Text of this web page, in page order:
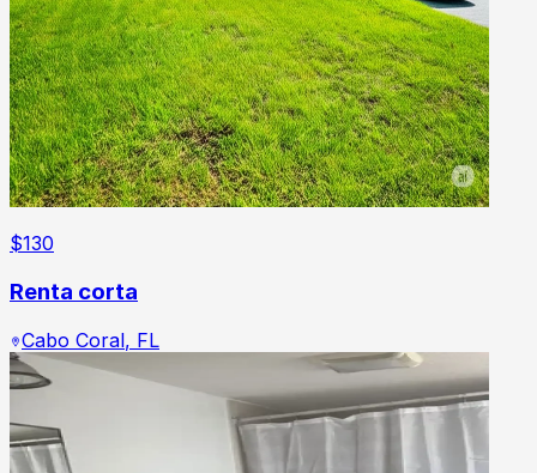
$130
Renta corta
Cabo Coral, FL